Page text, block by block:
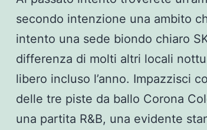
secondo intenzione una ambito
intento una sede biondo chiaro
differenza di molti altri locali
libero incluso l’anno. Impazzisci
delle tre piste da ballo Corona
una partita R&B, una evidente